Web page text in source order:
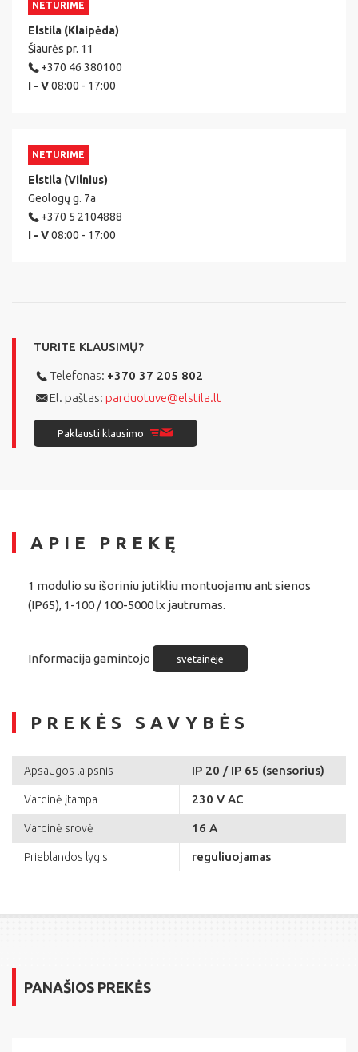
NETURIME
Elstila (Klaipėda)
Šiaurės pr. 11
+370 46 380100
I - V08:00 - 17:00
NETURIME
Elstila (Vilnius)
Geologų g. 7a
+370 5 2104888
I - V08:00 - 17:00
TURITE KLAUSIMŲ?
Telefonas: +370 37 205 802
El. paštas: parduotuve@elstila.lt
Paklausti klausimo
APIE PREKĘ
1 modulio su išoriniu jutikliu montuojamu ant sienos
(IP65), 1-100 / 100-5000 lx jautrumas.
Informacija gamintojo svetainėje
PREKĖS SAVYBĖS
Apsaugos laipsnis IP 20 / IP 65 (sensorius)
Vardinė įtampa 230 V AC
Vardinė srovė 16 A
Prieblandos lygis reguliuojamas
PANAŠIOS PREKĖS